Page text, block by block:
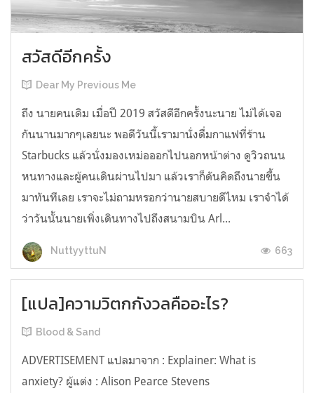
สวัสดีอีกครั้ง
Dear My Previous Me
ถึง นายคนเดิม เมื่อปี 2019 สวัสดีอีกครั้งนะนาย ไม่ได้เจอ
กันนานมากๆเลยนะ พอดีวันนี้เรามานั่งดื่มกาแฟที่ร้าน
Starbucks แล้วนั่งมองเหม่อออกไปนอกหน้าต่าง ดูวิวถนน
หนทางและผู้คนเดินผ่านไปมา แล้วเราก็ดันคิดถึงนายขึ้น
มาทันทีเลย เราจะไม่ถามหรอกว่านายสบายดีไหม เราจำได้
ว่าวันนั้นนายเพิ่งเดินทางไปถึงสนามบิน Arl...
NuttyyttuN 663
[แปล]ความวิตกกังวลคืออะไร?
Blood & Sand
ADVERTISEMENT แปลมาจาก : Explainer: What is
anxiety? ผู้แต่ง : Alison Pearce Stevens